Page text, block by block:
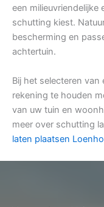
een milieuvriendelijke
schutting kiest.
bescherming en
achtertuin.
Bij het selecteren
rekening te houden
van uw tuin en
meer over schutting
laten plaatsen